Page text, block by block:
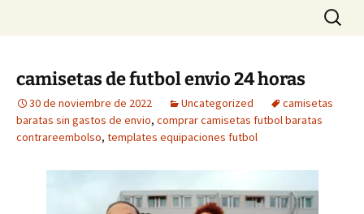
Buscar:
camisetas de futbol envio 24 horas
30 de noviembre de 2022 Uncategorized
camisetas
baratas sin gastos de envio, comprar camisetas futbol baratas
contrareembolso, templates equipaciones futbol